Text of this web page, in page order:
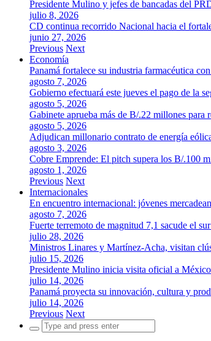
Presidente Mulino y jefes de bancadas del
julio 8, 2026
CD continua recorrido Nacional hacia el
junio 27, 2026
Previous Next
Economía
Panamá fortalece su industria farmacéutica
agosto 7, 2026
Gobierno efectuará este jueves el pago de la
agosto 5, 2026
Gabinete aprueba más de B/.22 millones
agosto 5, 2026
Adjudican millonario contrato de energía
agosto 3, 2026
Cobre Emprende: El pitch supera los B/.100
agosto 1, 2026
Previous Next
Internacionales
En encuentro internacional: jóvenes
agosto 7, 2026
Fuerte terremoto de magnitud 7,1 sacude el
julio 28, 2026
Ministros Linares y Martínez-Acha, visitan
julio 15, 2026
Presidente Mulino inicia visita oficial a
julio 14, 2026
Panamá proyecta su innovación, cultura y
julio 14, 2026
Previous Next
Search
for: